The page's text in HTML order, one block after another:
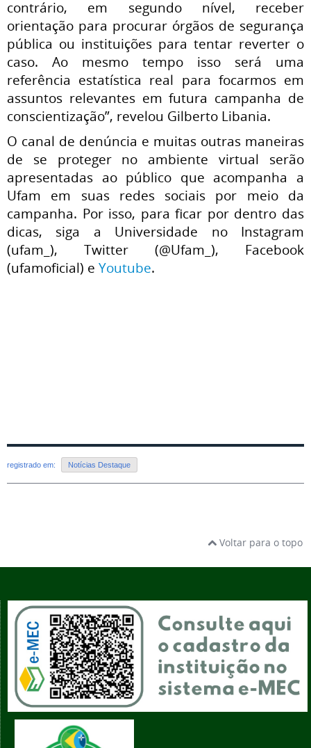
contrário, em segundo nível, receber
orientação para procurar órgãos de segurança
pública ou instituições para tentar reverter o
caso. Ao mesmo tempo isso será uma
referência estatística real para focarmos em
assuntos relevantes em futura campanha de
conscientização”, revelou Gilberto Libania.
O canal de denúncia e muitas outras maneiras
de se proteger no ambiente virtual serão
apresentadas ao público que acompanha a
Ufam em suas redes sociais por meio da
campanha. Por isso, para ficar por dentro das
dicas, siga a Universidade no Instagram
(ufam_), Twitter (@Ufam_), Facebook
(ufamoficial) e Youtube.
registrado em: Notícias Destaque
Voltar para o topo